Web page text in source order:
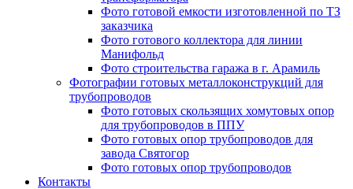
Фото готовой емкости изготовленной по ТЗ
заказчика
Фото готового коллектора для линии
Манифольд
Фото строительства гаража в г. Арамиль
Фотографии готовых металлоконструкций для
трубопроводов
Фото готовых скользящих хомутовых опор
для трубопроводов в ППУ
Фото готовых опор трубопроводов для
завода Святогор
Фото готовых опор трубопроводов
Контакты